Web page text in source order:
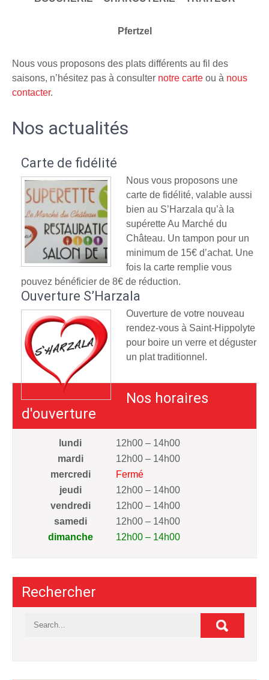
Pfertzel
Nous vous proposons des plats différents au fil des
saisons, n’hésitez pas à consulter notre carte ou à nous
contacter.
Nos actualités
Carte de fidélité
Nous vous proposons une
carte de fidélité, valable aussi
bien au S’Harzala qu’à la
supérette Au Marché du
Château. Un tampon pour un
minimum de 15€ d’achat. Une
fois la carte remplie vous
pouvez bénéficier de 8€ de réduction.
Ouverture S’Harzala
Ouverture de votre nouveau
rendez-vous à Saint-Hippolyte
pour boire un verre et déguster
un plat traditionnel.
Nos horaires
d'ouverture
lundi
12h00 – 14h00
mardi
12h00 – 14h00
mercredi
Fermé
jeudi
12h00 – 14h00
vendredi
12h00 – 14h00
samedi
12h00 – 14h00
dimanche
12h00 – 14h00
Rechercher